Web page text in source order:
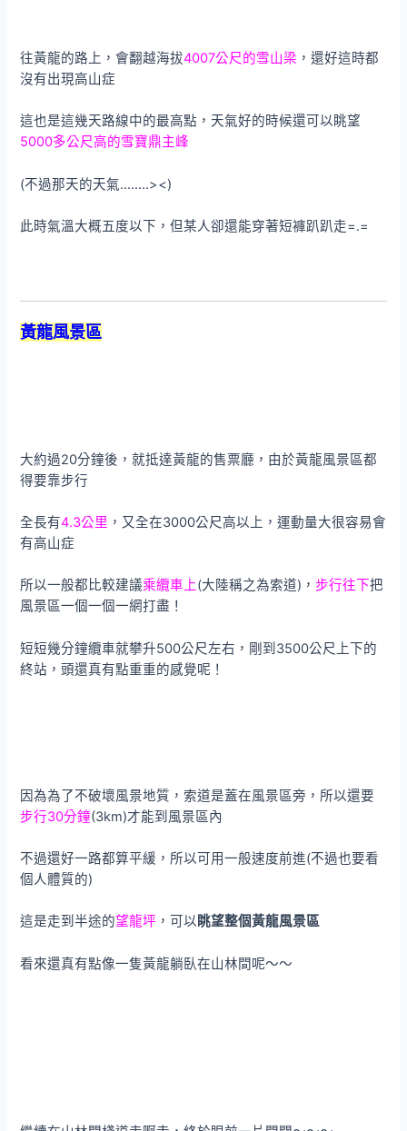
往黃龍的路上，會翻越海拔4007公尺的雪山梁 ，還好這時都
沒有出現高山症
這也是這幾天路線中的最高點，天氣好的時候還可以眺望
5000多公尺高的雪寶鼎主峰
(不過那天的天氣……..><)
此時氣溫大概五度以下，但某人卻還能穿著短褲趴趴走=.=
黃龍風景區
大約過20分鐘後，就抵達黃龍的售票廳，由於黃龍風景區都
得要靠步行
全長有4.3公里 ，又全在3000公尺高以上，運動量大很容易會
有高山症
所以一般都比較建議乘纜車上(大陸稱之為索道)，步行往下把
風景區一個一個一網打盡！
短短幾分鐘纜車就攀升500公尺左右，剛到3500公尺上下的
終站，頭還真有點重重的感覺呢！
因為為了不破壞風景地質，索道是蓋在風景區旁，所以還要
步行30分鐘(3km)才能到風景區內
不過還好一路都算平緩，所以可用一般速度前進(不過也要看
個人體質的)
這是走到半途的望龍坪 ，可以眺望整個黃龍風景區
看來還真有點像一隻黃龍躺臥在山林間呢～～